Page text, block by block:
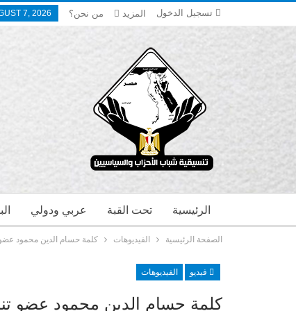
تسجيل الدخول 7, 2026 من نحن؟ المزيد
عربي ودولي تحت القبة الرئيسية
الصفحة الرئيسية الفيديوهات كلمة حسام الدين محمود
فيديو الفيديوهات
كلمة حسام الدين محمود عضو